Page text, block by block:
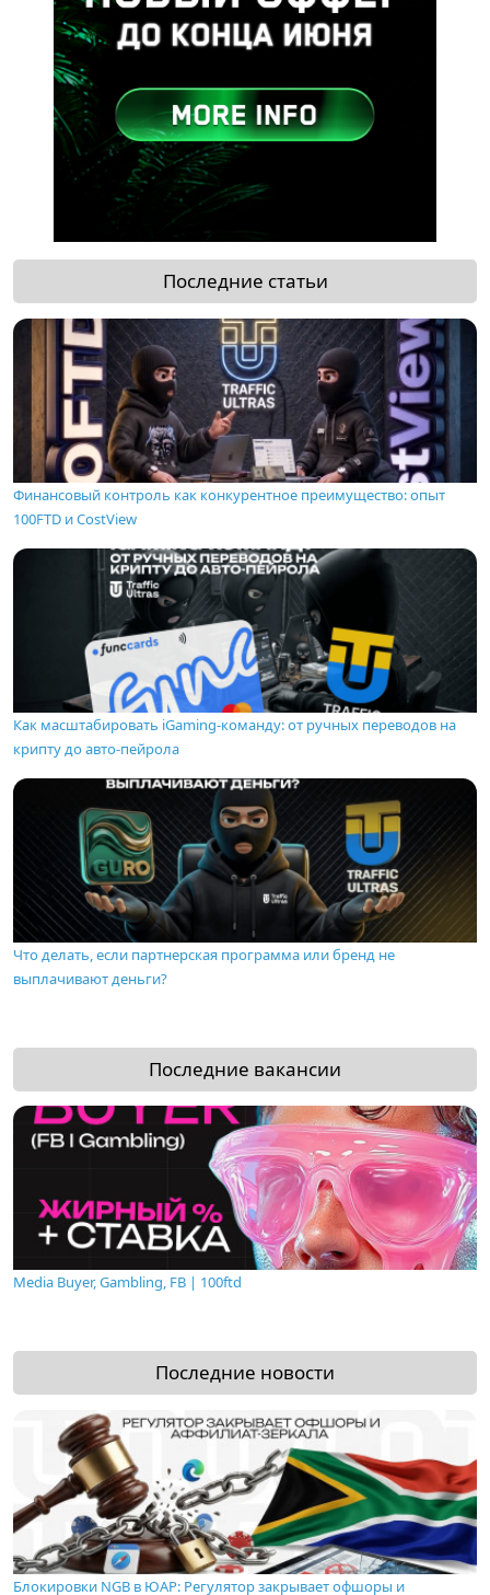
Последние статьи
Финансовый контроль как конкурентное преимущество: опыт
100FTD и CostView
Как масштабировать iGaming-команду: от ручных переводов на
крипту до авто-пейрола
Что делать, если партнерская программа или бренд не
выплачивают деньги?
Последние вакансии
Media Buyer, Gambling, FB | 100ftd
Последние новости
Блокировки NGB в ЮАР: Регулятор закрывает офшоры и